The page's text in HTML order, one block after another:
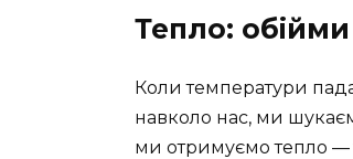
Тепло:
Коли температури
навколо нас, ми
ми отримуємо тепло —